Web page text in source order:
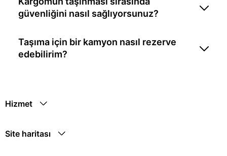
güvenliğini nasıl sağlıyorsunuz?
Taşıma için bir kamyon nasıl rezerve
edebilirim?
Hizmet
Site haritası